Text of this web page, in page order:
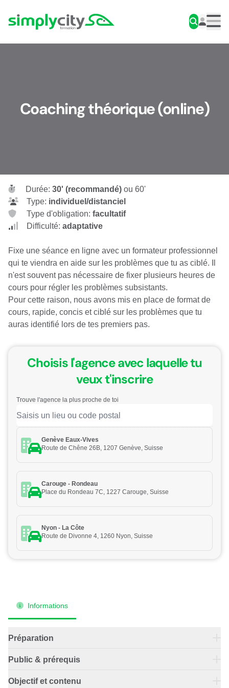
Simplycity
Coaching théorique (online)
Informations
Préparation
Avant le cours, chaque participant est invité à transmettre
ses difficultés, questions ou points d’incompréhension par
e-mail. Cela nous permet de préparer un contenu
Public & prérequis
Ce cours s’adresse à toute personne préparant l’examen
Objectif et contenu
Durée: 30' (recommandé)ou 60'
Type: individuel/distanciel
Type d'obligation: facultatif
Difficulté: adaptative
Fixe une séance en ligne avec un formateur professionnel
qui te viendra en aide sur les problèmes que tu as ciblé. Il
n'est souvent pas nécessaire de fixer plusieurs heures de
cours pour régler les problèmes subsistants.
Pour cette raison, nous avons mis en place de format de
cours, rapide, concis et ciblé sur les problèmes que tu
auras identifié lors de tes premiers pas.
Choisis l'agence avec laquelle tu
veux t'inscrire
Trouve l'agence la plus proche de toi
Genève Eaux-Vives
Route de Chêne 26B, 1207 Genève, Suisse
Carouge - Rondeau
Place du Rondeau 7C, 1227 Carouge, Suisse
Nyon - La Côte
Route de Divonne 4, 1260 Nyon, Suisse